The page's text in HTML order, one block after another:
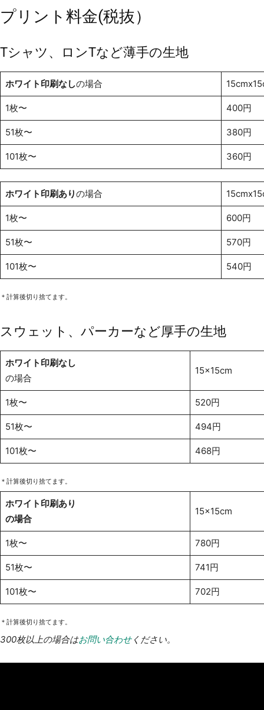
プリント料金(税抜）
Tシャツ、ロンTなど薄手の生地
ホワイト印刷なしの場合
1枚〜 400円
51枚〜 380円
101枚〜 360円
ホワイト印刷ありの場合
1枚〜 600円
51枚〜 570円
101枚〜 540円
＊計算後切り捨てます。
スウェット、パーカーなど厚手の生地
ホワイト印刷なし
の場合
15x15cm
1枚〜 520円
51枚〜 494円
101枚〜 468円
＊計算後切り捨てます。
ホワイト印刷あり
の場合
15x15cm
1枚〜 780円
51枚〜 741円
101枚〜 702円
＊計算後切り捨てます。
300枚以上の場合はお問い合わせください。